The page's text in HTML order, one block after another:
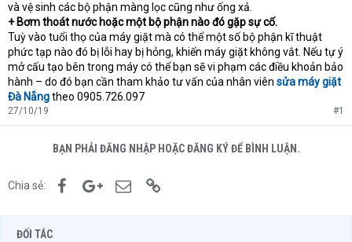
và vệ sinh các bộ phận màng lọc cũng như ống xả.
+ Bơm thoát nước hoặc một bộ phận nào đó gặp sự cố.
Tuỳ vào tuổi thọ của máy giặt mà có thể một số bộ phận kĩ thuật
phức tạp nào đó bị lỗi hay bị hỏng, khiến máy giặt không vắt. Nếu tự ý
mở cấu tạo bên trong máy có thể bạn sẽ vi phạm các điều khoản bảo
hành – do đó bạn cần tham khảo tư vấn của nhân viên sửa máy giặt
Đà Nẵngtheo 0905.726.097
27/10/19 #1
BẠN PHẢI ĐĂNG NHẬP HOẶC ĐĂNG KÝ ĐỂ BÌNH LUẬN.
Chia sẻ: FacebookGoogle+Email
ĐỐI TÁC